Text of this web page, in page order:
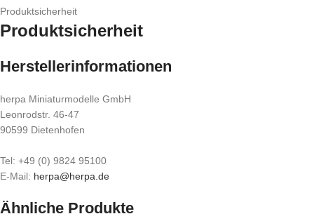
Produktsicherheit
Produktsicherheit
Herstellerinformationen
herpa Miniaturmodelle GmbH
Leonrodstr. 46-47
90599 Dietenhofen
Tel: +49 (0) 9824 95100
E-Mail: herpa@herpa.de
Ähnliche Produkte